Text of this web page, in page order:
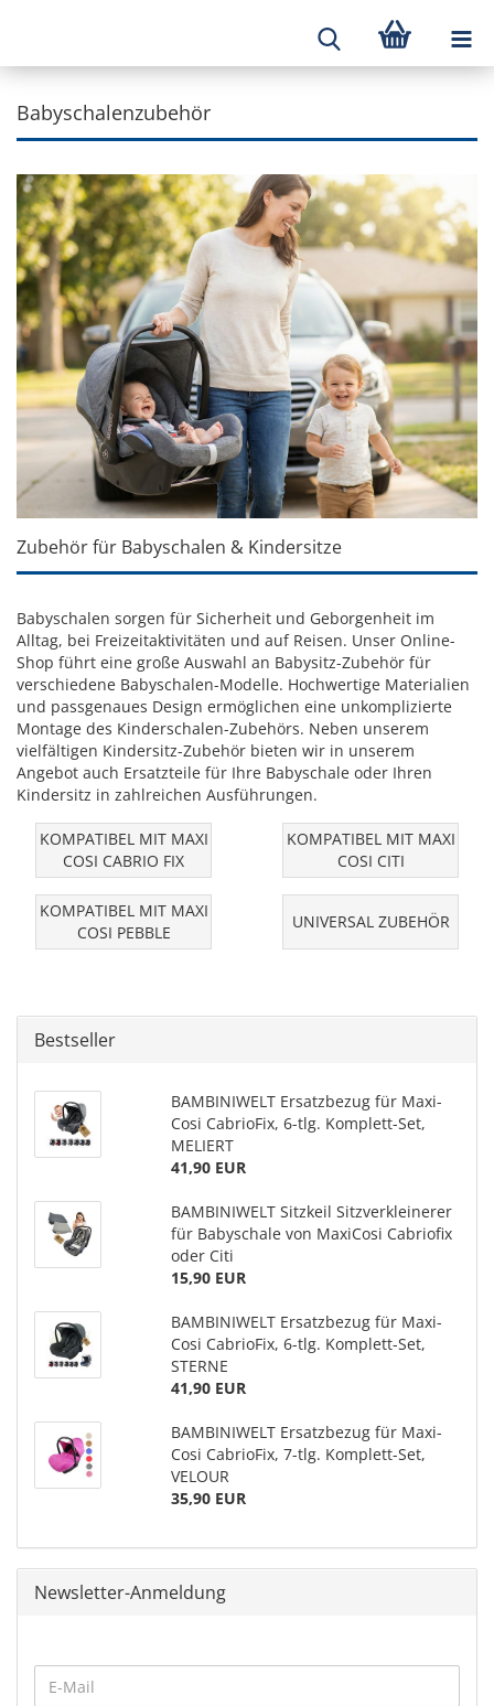
Babyschalenzubehör
Zubehör für Babyschalen & Kindersitze
Babyschalen sorgen für Sicherheit und Geborgenheit im
Alltag, bei Freizeitaktivitäten und auf Reisen. Unser Online-
Shop führt eine große Auswahl an Babysitz-Zubehör für
verschiedene Babyschalen-Modelle. Hochwertige Materialien
und passgenaues Design ermöglichen eine unkomplizierte
Montage des Kinderschalen-Zubehörs. Neben unserem
vielfältigen Kindersitz-Zubehör bieten wir in unserem
Angebot auch Ersatzteile für Ihre Babyschale oder Ihren
Kindersitz in zahlreichen Ausführungen.
KOMPATIBEL MIT MAXI
COSI CABRIO FIX
KOMPATIBEL MIT MAXI
COSI CITI
KOMPATIBEL MIT MAXI
COSI PEBBLE
UNIVERSAL ZUBEHÖR
Bestseller
BAMBINIWELT Ersatzbezug für Maxi-
Cosi CabrioFix, 6-tlg. Komplett-Set,
MELIERT
41,90 EUR
BAMBINIWELT Sitzkeil Sitzverkleinerer
für Babyschale von MaxiCosi Cabriofix
oder Citi
15,90 EUR
BAMBINIWELT Ersatzbezug für Maxi-
Cosi CabrioFix, 6-tlg. Komplett-Set,
STERNE
41,90 EUR
BAMBINIWELT Ersatzbezug für Maxi-
Cosi CabrioFix, 7-tlg. Komplett-Set,
VELOUR
35,90 EUR
Newsletter-Anmeldung